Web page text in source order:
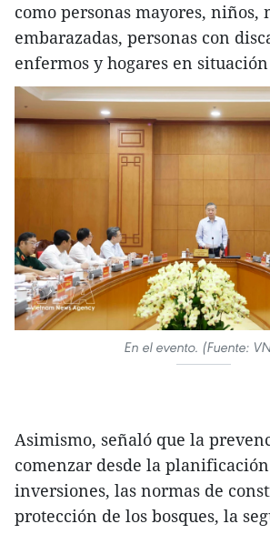
como personas mayores, niños,
embarazadas, personas con
enfermos y hogares en
En el evento. (Fuente:
Asimismo, señaló que la
comenzar desde la
inversiones, las normas de
protección de los bosques, la